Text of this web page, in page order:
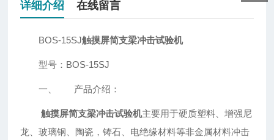
详细介绍 在线留言
BOS-15SJ触摸屏简支梁冲击试验机
型号：BOS-15SJ
一、 产品介绍：
触摸屏简支梁冲击试验机主要用于硬质塑料、增强尼
龙、玻璃钢、陶瓷，铸石、电绝缘材料等非金属材料冲击